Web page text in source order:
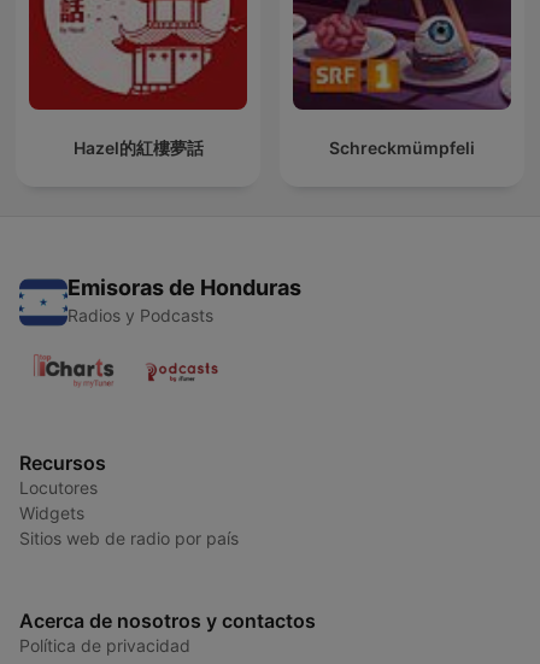
Hazel的紅樓夢話 Schreckmümpfeli
Emisoras de Honduras
Radios y Podcasts
Recursos
Locutores
Widgets
Sitios web de radio por país
Acerca de nosotros y contactos
Política de privacidad